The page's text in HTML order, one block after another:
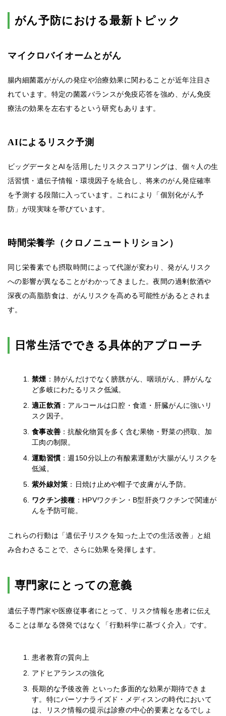
がん予防における最新トピック
マイクロバイオームとがん
腸内細菌叢ががんの発症や治療効果に関わることが近年注目さ
れています。特定の菌叢バランスが免疫応答を強め、がん免疫
療法の効果を左右するという研究もあります。
AIによるリスク予測
ビッグデータとAIを活用したリスクスコアリングは、個々人の生
活習慣・遺伝子情報・環境因子を統合し、将来のがん発症確率
を予測する段階に入っています。これにより「個別化がん予
防」が現実味を帯びています。
時間栄養学（クロノニュートリション）
同じ栄養素でも摂取時間によって代謝が変わり、発がんリスク
への影響が異なることがわかってきました。夜間の過剰飲酒や
深夜の高脂肪食は、がんリスクを高める可能性があるとされま
す。
日常生活でできる具体的アプローチ
禁煙 ：肺がんだけでなく膀胱がん、咽頭がん、膵がんな
ど多岐にわたるリスク低減。
適正飲酒 ：アルコールは口腔・食道・肝臓がんに強いリ
スク因子。
食事改善 ：抗酸化物質を多く含む果物・野菜の摂取、加
工肉の制限。
運動習慣 ：週150分以上の有酸素運動が大腸がんリスクを
低減。
紫外線対策 ：日焼け止めや帽子で皮膚がん予防。
ワクチン接種 ：HPVワクチン・B型肝炎ワクチンで関連が
んを予防可能。
これらの行動は「遺伝子リスクを知った上での生活改善」と組
み合わさることで、さらに効果を発揮します。
専門家にとっての意義
遺伝子専門家や医療従事者にとって、リスク情報を患者に伝え
ることは単なる啓発ではなく「行動科学に基づく介入」です。
患者教育の質向上
アドヒアランスの強化
長期的な予後改善 といった多面的な効果が期待できま
す。特にパーソナライズド・メディスンの時代において
は、リスク情報の提示は診療の中心的要素となるでしょ